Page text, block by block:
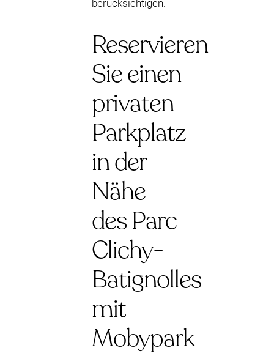
berücksichtigen.
Reservieren
Sie einen
privaten
Parkplatz
in der
Nähe
des Parc
Clichy-
Batignolles
mit
Mobypark